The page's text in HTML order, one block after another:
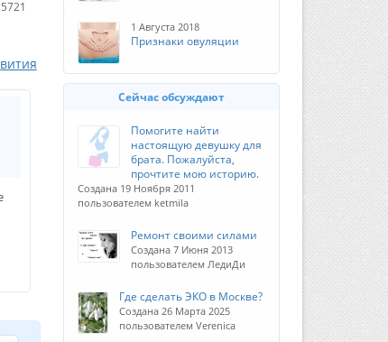
1 Августа 2018
Признаки овуляции
Сейчас обсуждают
Помогите найти
настоящую девушку для
брата. Пожалуйста,
прочтите мою историю.
Создана 19 Ноября 2011
пользователем ketmila
Ремонт своими силами
Создана 7 Июня 2013
пользователем ЛедиДи
Где сделать ЭКО в Москве?
Создана 26 Марта 2025
пользователем Verenica